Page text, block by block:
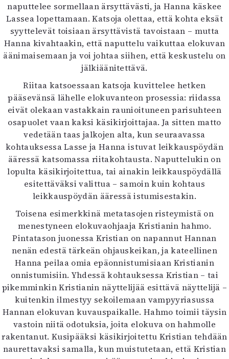
naputtelee sormellaan ärsyttävästi, ja Hanna käskee
Lassea lopettamaan. Katsoja olettaa, että kohta eksät
syyttelevät toisiaan ärsyttävistä tavoistaan – mutta
Hanna kivahtaakin, että naputtelu vaikuttaa elokuvan
äänimaisemaan ja voi johtaa siihen, että keskustelu on
jälkiäänitettävä.
Riitaa katsoessaan katsoja kuvittelee hetken
pääsevänsä lähelle elokuvanteon prosessia: riidassa
eivät olekaan vastakkain raunioituneen parisuhteen
osapuolet vaan kaksi käsikirjoittajaa. Ja sitten matto
vedetään taas jalkojen alta, kun seuraavassa
kohtauksessa Lasse ja Hanna istuvat leikkauspöydän
ääressä katsomassa riitakohtausta. Naputtelukin on
lopulta käsikirjoitettua, tai ainakin leikkauspöydällä
esitettäväksi valittua – samoin kuin kohtaus
leikkauspöydän ääressä istumisestakin.
Toisena esimerkkinä metatasojen risteymistä on
menestyneen elokuvaohjaaja Kristianin hahmo.
Pintatason juonessa Kristian on napannut Hannan
nenän edestä tärkeän ohjauskeikan, ja kateellinen
Hanna peilaa omia epäonnistumisiaan Kristianin
onnistumisiin. Yhdessä kohtauksessa Kristian – tai
pikemminkin Kristianin näyttelijää esittävä näyttelijä –
kuitenkin ilmestyy sekoilemaan vampyyriasussa
Hannan elokuvan kuvauspaikalle. Hahmo toimii täysin
vastoin niitä odotuksia, joita elokuva on hahmolle
rakentanut. Kusipääksi käsikirjoitettu Kristian tehdään
naurettavaksi samalla, kun muistutetaan, että Kristian